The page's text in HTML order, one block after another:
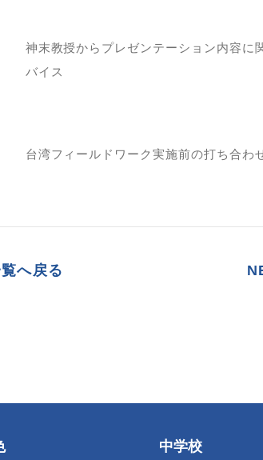
神末教授からプレゼンテーション内容に
バイス
台湾フィールドワーク実施前の打ち合わ
へ戻る
中学校